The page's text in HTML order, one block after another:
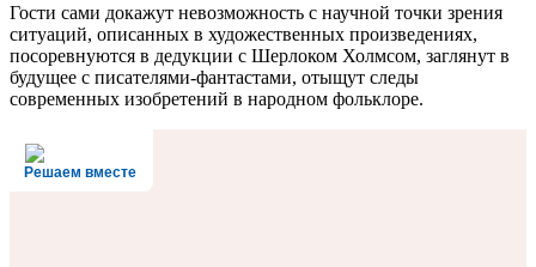
Гости сами докажут невозможность с научной точки зрения
ситуаций, описанных в художественных произведениях,
посоревнуются в дедукции с Шерлоком Холмсом, заглянут в
будущее с писателями-фантастами, отыщут следы
современных изобретений в народном фольклоре.
Решаем вместе